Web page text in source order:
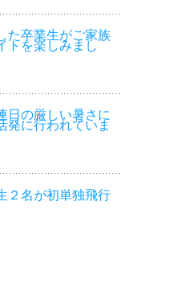
た卒業生がご家族
トを楽しみまし
日の厳しい暑さに
発に行われていま
２名が初単独飛行